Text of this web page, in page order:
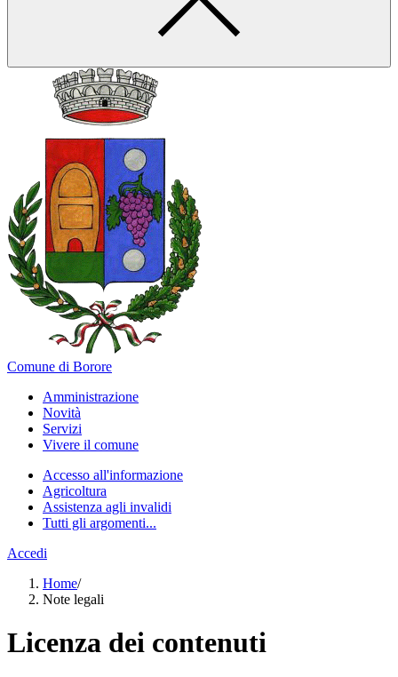
Comune di Borore
Amministrazione
Novità
Servizi
Vivere il comune
Accesso all'informazione
Agricoltura
Assistenza agli invalidi
Tutti gli argomenti...
Accedi
Home/
Note legali
Licenza dei contenuti